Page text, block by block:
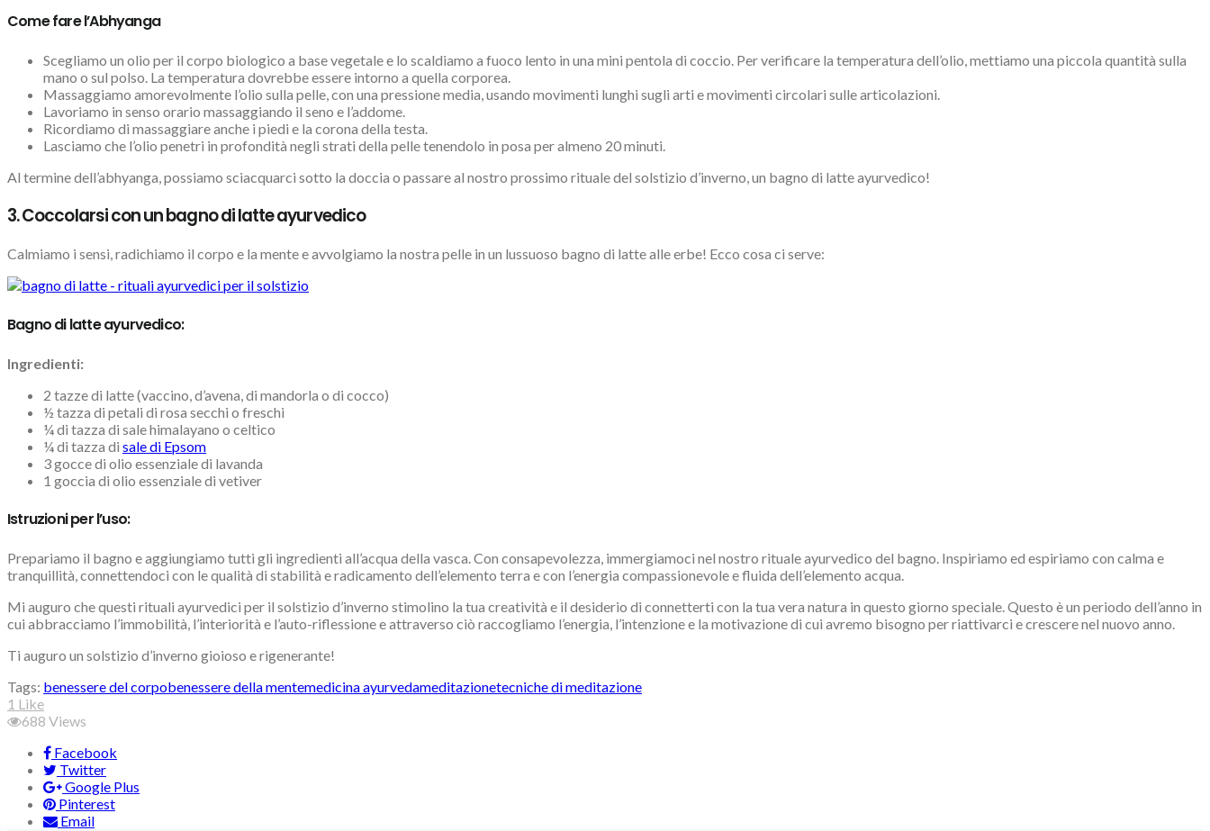
Come fare l’Abhyanga
Scegliamo un olio per il corpo biologico a base vegetale e lo scaldiamo a fuoco lento in una mini pentola di coccio. Per verificare la temperatura dell’olio, mettiamo una piccola quantità sulla
mano o sul polso. La temperatura dovrebbe essere intorno a quella corporea.
Massaggiamo amorevolmente l’olio sulla pelle, con una pressione media, usando movimenti lunghi sugli arti e movimenti circolari sulle articolazioni.
Lavoriamo in senso orario massaggiando il seno e l’addome.
Ricordiamo di massaggiare anche i piedi e la corona della testa.
Lasciamo che l’olio penetri in profondità negli strati della pelle tenendolo in posa per almeno 20 minuti.
Al termine dell’abhyanga, possiamo sciacquarci sotto la doccia o passare al nostro prossimo rituale del solstizio d’inverno, un bagno di latte ayurvedico!
3. Coccolarsi con un bagno di latte ayurvedico
Calmiamo i sensi, radichiamo il corpo e la mente e avvolgiamo la nostra pelle in un lussuoso bagno di latte alle erbe! Ecco cosa ci serve:
Bagno di latte ayurvedico:
Ingredienti:
2 tazze di latte (vaccino, d’avena, di mandorla o di cocco)
½ tazza di petali di rosa secchi o freschi
¼ di tazza di sale himalayano o celtico
¼ di tazza di sale di Epsom
3 gocce di olio essenziale di lavanda
1 goccia di olio essenziale di vetiver
Istruzioni per l’uso:
Prepariamo il bagno e aggiungiamo tutti gli ingredienti all’acqua della vasca. Con consapevolezza, immergiamoci nel nostro rituale ayurvedico del bagno. Inspiriamo ed espiriamo con calma e
tranquillità, connettendoci con le qualità di stabilità e radicamento dell’elemento terra e con l’energia compassionevole e fluida dell’elemento acqua.
Mi auguro che questi rituali ayurvedici per il solstizio d’inverno stimolino la tua creatività e il desiderio di connetterti con la tua vera natura in questo giorno speciale. Questo è un periodo dell’anno in
cui abbracciamo l’immobilità, l’interiorità e l’auto-riflessione e attraverso ciò raccogliamo l’energia, l’intenzione e la motivazione di cui avremo bisogno per riattivarci e crescere nel nuovo anno.
Ti auguro un solstizio d’inverno gioioso e rigenerante!
Tags: benessere del corpobenessere della mentemedicina ayurvedameditazionetecniche di meditazione
1 Like
688 Views
Facebook
Twitter
Google Plus
Pinterest
Email